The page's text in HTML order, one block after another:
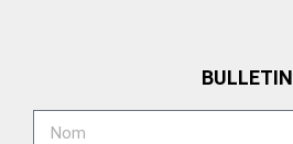
BULLETIN